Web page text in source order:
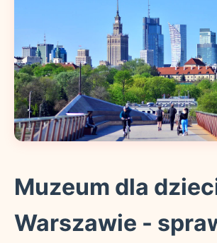
Muzeum dla
Warszawie -